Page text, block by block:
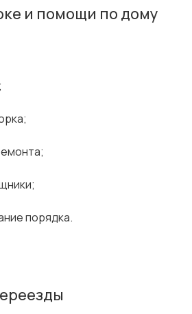
и помощи по дому
порядка.